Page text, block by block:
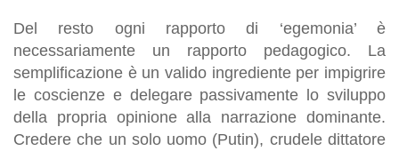
Del resto ogni rapporto di ‘egemonia’ è
necessariamente un rapporto pedagogico. La
semplificazione è un valido ingrediente per impigrire
le coscienze e delegare passivamente lo sviluppo
della propria opinione alla narrazione dominante.
Credere che un solo uomo (Putin), crudele dittatore